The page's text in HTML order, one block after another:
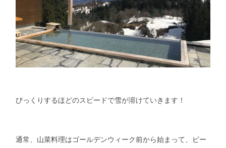
びっくりするほどのスピードで雪が溶けていきます！
通常、山菜料理はゴールデンウィーク前から始まって、ピー